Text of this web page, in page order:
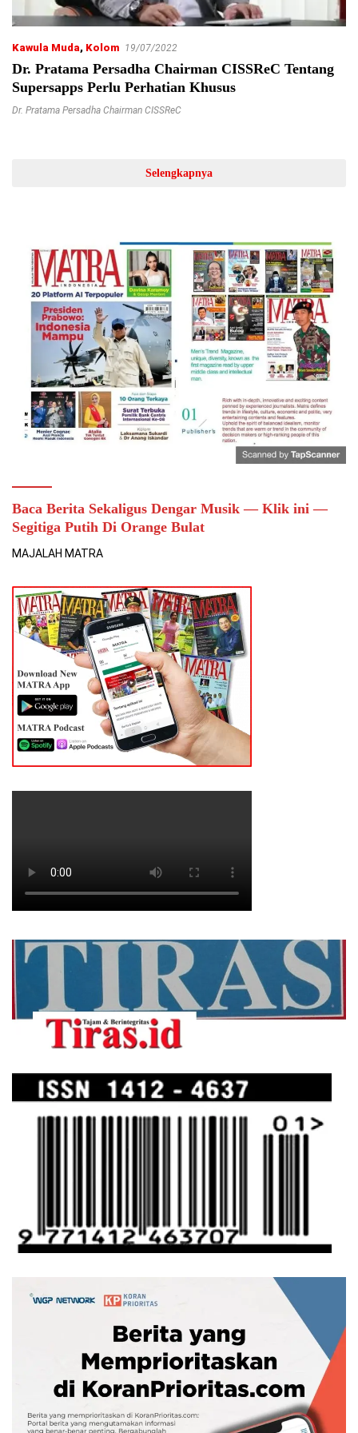
Kawula Muda, Kolom 19/07/2022
Dr. Pratama Persadha Chairman CISSReC Tentang
Supersapps Perlu Perhatian Khusus
Dr. Pratama Persadha Chairman CISSReC
Selengkapnya
Baca Berita Sekaligus Dengar Musik — Klik ini —
Segitiga Putih Di Orange Bulat
MAJALAH MATRA